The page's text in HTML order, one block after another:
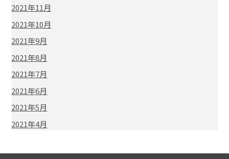
2021年11月
2021年10月
2021年9月
2021年8月
2021年7月
2021年6月
2021年5月
2021年4月